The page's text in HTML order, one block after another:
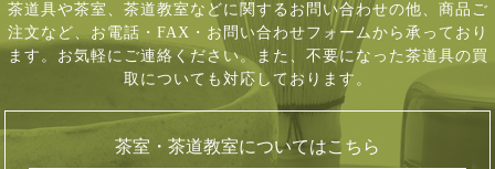
茶道具や茶室、茶道教室などに関するお問い合わせの他、商品ご
注文など、 お電話・FAX・お問い合わせフォームから承っており
ます。お気軽にご連絡ください。 また、不要になった茶道具の買
取についても対応しております。
茶室・茶道教室についてはこちら